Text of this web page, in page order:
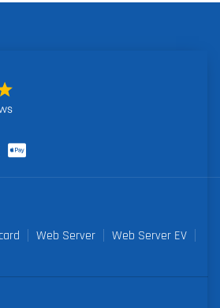
Web Server
Web Server EV